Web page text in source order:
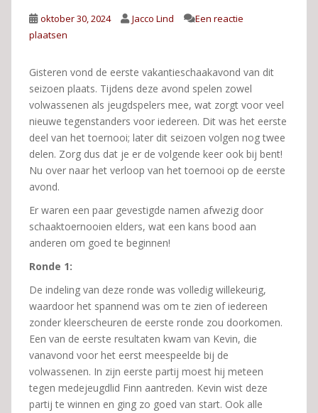
oktober 30, 2024 Jacco Lind
Een reactie
plaatsen
Gisteren vond de eerste vakantieschaakavond van dit
seizoen plaats. Tijdens deze avond spelen zowel
volwassenen als jeugdspelers mee, wat zorgt voor veel
nieuwe tegenstanders voor iedereen. Dit was het eerste
deel van het toernooi; later dit seizoen volgen nog twee
delen. Zorg dus dat je er de volgende keer ook bij bent!
Nu over naar het verloop van het toernooi op de eerste
avond.
Er waren een paar gevestigde namen afwezig door
schaaktoernooien elders, wat een kans bood aan
anderen om goed te beginnen!
Ronde 1:
De indeling van deze ronde was volledig willekeurig,
waardoor het spannend was om te zien of iedereen
zonder kleerscheuren de eerste ronde zou doorkomen.
Een van de eerste resultaten kwam van Kevin, die
vanavond voor het eerst meespeelde bij de
volwassenen. In zijn eerste partij moest hij meteen
tegen medejeugdlid Finn aantreden. Kevin wist deze
partij te winnen en ging zo goed van start. Ook alle